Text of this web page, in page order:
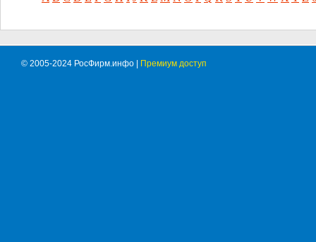
© 2005-2024 РосФирм.инфо | Премиум доступ